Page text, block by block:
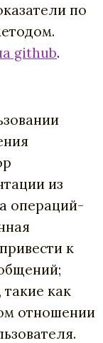
по
github.
из
операций-
к
как
отношении